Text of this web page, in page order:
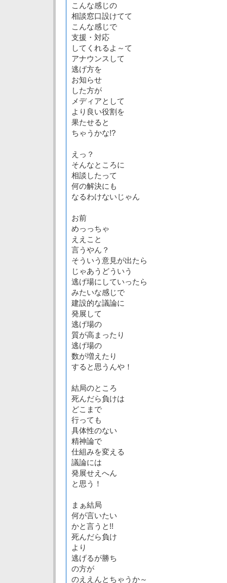
こんな感じの
相談窓口設けてて
こんな感じで
支援・対応
してくれるよ～て
アナウンスして
逃げ方を
お知らせ
した方が
メディアとして
より良い役割を
果たせると
ちゃうかな!?
えっ？
そんなところに
相談したって
何の解決にも
なるわけないじゃん
お前
めっっちゃ
ええこと
言うやん？
そういう意見が出たら
じゃあうどういう
逃げ場にしていったら
みたいな感じで
建設的な議論に
発展して
逃げ場の
質が高まったり
逃げ場の
数が増えたり
すると思うんや！
結局のところ
死んだら負けは
どこまで
行っても
具体性のない
精神論で
仕組みを変える
議論には
発展せえへん
と思う！
まぁ結局
何が言いたい
かと言うと!!
死んだら負け
より
逃げるが勝ち
の方が
のええんとちゃうか～